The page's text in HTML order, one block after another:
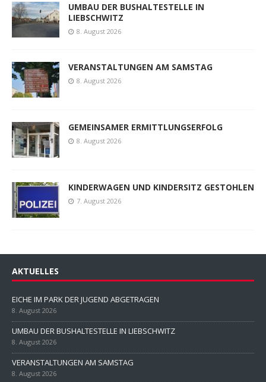
UMBAU DER BUSHALTESTELLE IN
LIEBSCHWITZ
8. August 2026
VERANSTALTUNGEN AM SAMSTAG
8. August 2026
GEMEINSAMER ERMITTLUNGSERFOLG
8. August 2026
KINDERWAGEN UND KINDERSITZ GESTOHLEN
7. August 2026
AKTUELLES
EICHE IM PARK DER JUGEND ABGETRAGEN
8. August 2026
UMBAU DER BUSHALTESTELLE IN LIEBSCHWITZ
8. August 2026
VERANSTALTUNGEN AM SAMSTAG
8. August 2026